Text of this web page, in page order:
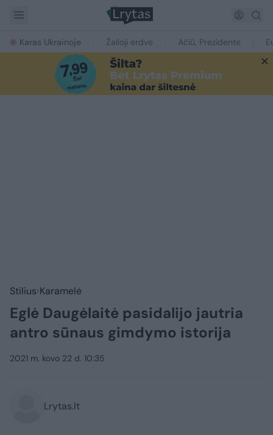
Karas Ukrainoje Žalioji erdvė Ačiū, Prezidente
Stilius Karamelė
Eglė Daugėlaitė pasidalijo jautria
antro sūnaus gimdymo istorija
2021 m. kovo 22 d. 10:35
Lrytas.lt